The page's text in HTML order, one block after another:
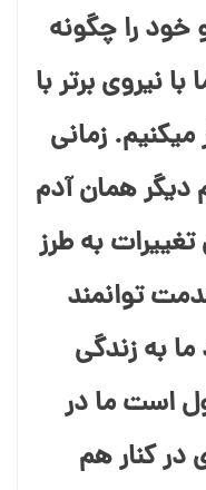
را چگونه
نیروی برتر با
میکنیم. زمانی
دیگر همان آدم
به طرز
توانمند
به زندگی
است ما در
کنار هم